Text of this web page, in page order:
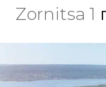
Zornitsa 1